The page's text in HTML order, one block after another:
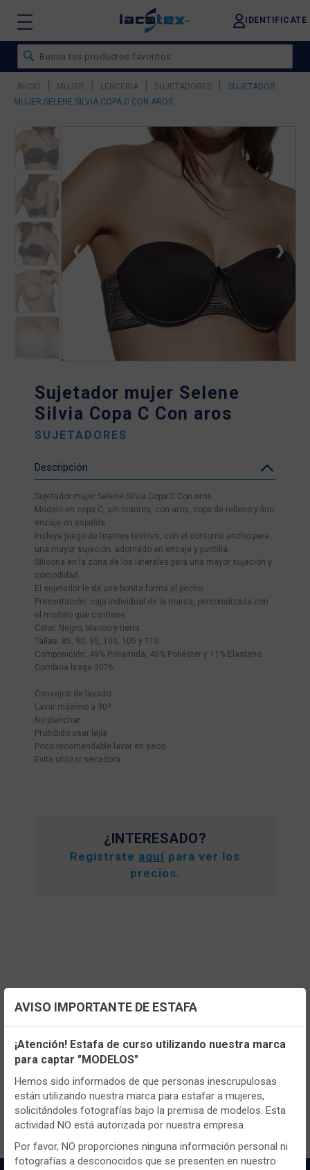
IDENTIFICATE
INICIO | MUJER | LENCERIA | SUJETADORES |
SUJETADOR
MUJER SELENE SILVIA COPA C CON AROS
❮ ❯
Sujetador mujer Selene
Silvia Copa C Con aros
SUJETADORES
Descripción
Sujetador mujer Selene Silvia Copa C Con aros
Modelo en copa C, sin tirantes, con aros, copa de relleno y fino
encaje en espalda.
Incluye juego de tirantes textiles, con el contorno ancho para
una mayor sujeción, adornado en encaje y puntilla.
Silicona en la zona de los laterales para una mayor sujeción y
comodidad.
El sujetador le da una bonita forma al pecho.
Presentación: caja individual de la marca, personalizada con
el modelo que contiene.
Color: Negro, blanco y tierra
Tallas: 85, 90, 95, 100, 105 y 110
Composición: 49% Poliamida, 40% Poliéster y 11% Elastano
Combina braga 3076.
Consejos de lavado:
Lavar máximo a 30º
No planchar
Prohibido usar lejía
Poco recomendable lavar en seco
Evita utilizar secadora
¿INTERESADO?
Registrate aquí para ver los
precios.
TENEMOS MUCHOS MÁS !
contenido y los precios.
Configuración de cookies
Utilizamos cookies propias y de terceros, de sesión o
persistentes, para hacer funcionar de manera segura nuestra
página web y personalizar su contenido.
Igualmente, utilizamos cookies para medir y obtener datos de
la navegación que realizas y para ajustar el contenido a tus
gustos y preferencias.
Puedesconfigurary aceptar el uso de cookies a tu gusto.
AVISO IMPORTANTE DE ESTAFA
¡Atención! Estafa de curso utilizando nuestra marca
para captar "MODELOS"
Hemos sido informados de que personas inescrupulosas
están utilizando nuestra marca para estafar a mujeres,
solicitándoles fotografías bajo la premisa de modelos. Esta
actividad NO está autorizada por nuestra empresa.
Por favor, NO proporciones ninguna información personal ni
fotografías a desconocidos que se presenten en nuestro